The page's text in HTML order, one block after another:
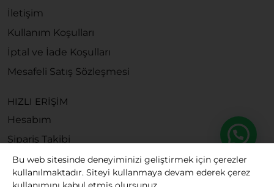
İletişim
Kullanım Koşulları
İptal ve İade Koşulları
Mesafeli Satış Sözleşmesi
HIZLI ERİŞİM
Hesabım
Sipariş Takibi
Bu web sitesinde deneyiminizi geliştirmek için çerezler
kullanılmaktadır. Siteyi kullanmaya devam ederek çerez